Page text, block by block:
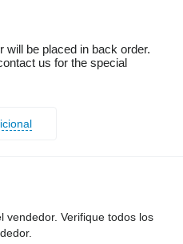
will be placed in back order.
us for the special
vendedor. Verifique todos los